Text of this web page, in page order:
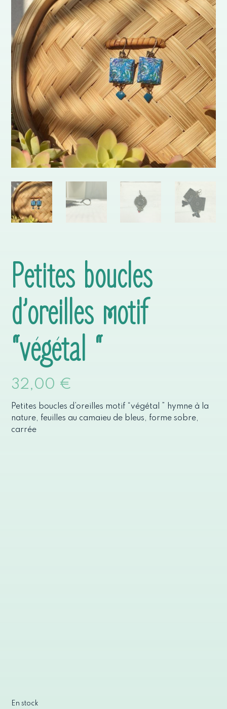
Petites boucles
d’oreilles motif
“végétal “
32,00 €
Petites boucles d’oreilles motif “végétal ” hymne à la
nature, feuilles au camaieu de bleus, forme sobre,
carrée
En stock